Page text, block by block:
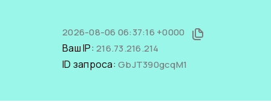
2026-08-06 06:37:16 +0000
Ваш IP: 216.73.216.214
ID запроса: GbJT390gcqM1